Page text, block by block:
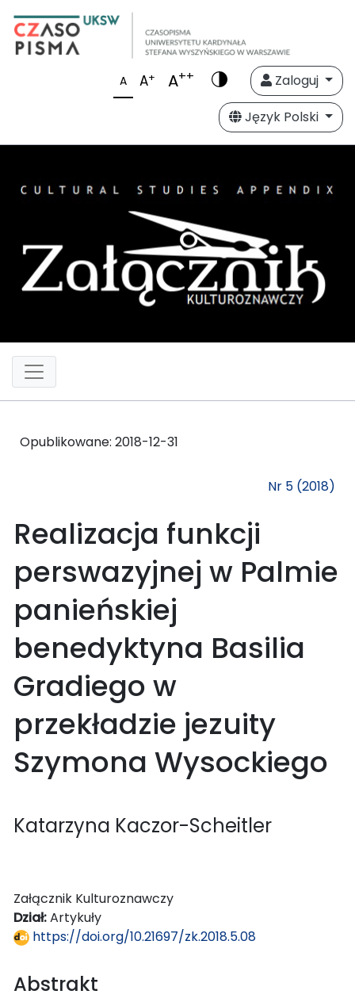
A A+ A++
Zaloguj
Język Polski
Opublikowane: 2018-12-31
Nr 5 (2018)
Realizacja funkcji
perswazyjnej w Palmie
panieńskiej
benedyktyna Basilia
Gradiego w
przekładzie jezuity
Szymona Wysockiego
Katarzyna Kaczor-Scheitler
Załącznik Kulturoznawczy
Dział:Artykuły
https://doi.org/10.21697/zk.2018.5.08
Abstrakt